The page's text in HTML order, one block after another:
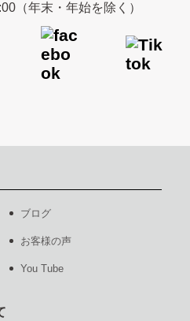
（年末・年始を除く）
ブログ
お客様の声
You Tube